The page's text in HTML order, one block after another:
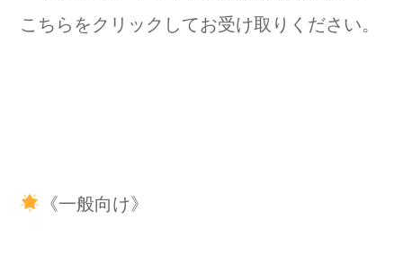
こちらをクリックしてお受け取りください。
《一般向け》